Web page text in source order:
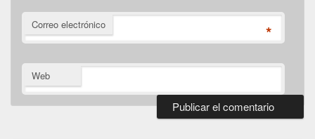
Correo electrónico *
Web